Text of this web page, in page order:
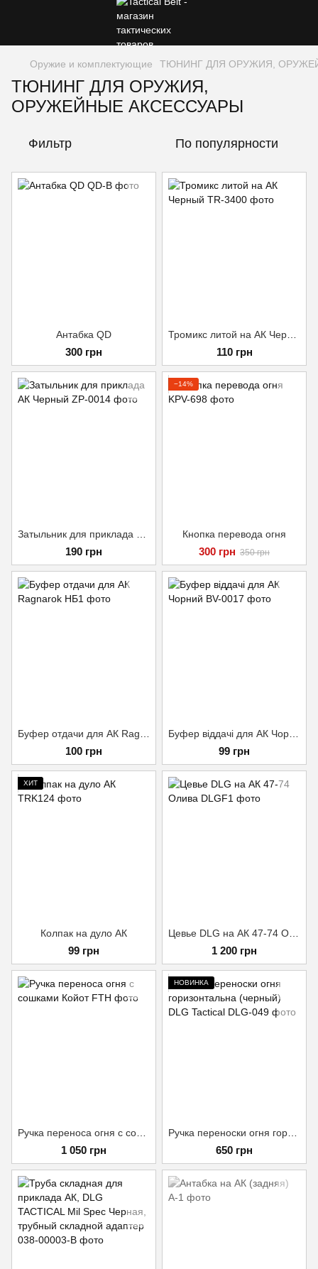
Оружие и комплектующие ТЮНИНГ ДЛЯ ОРУЖИЯ,
ТЮНИНГ ДЛЯ ОРУЖИЯ,
ОРУЖЕЙНЫЕ АКСЕССУАРЫ
Фильтр По популярности
Антабка QD
300 грн 110 грн
190 грн
−14%
Кнопка перевода огня
300 грн 350 грн
100 грн 99 грн
ХИТ
Колпак на дуло АК
99 грн 1 200 грн
1 050 грн
НОВИНКА
650 грн